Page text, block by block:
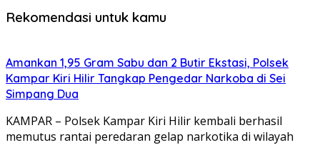
Rekomendasi untuk kamu
Amankan 1,95 Gram Sabu dan 2 Butir Ekstasi, Polsek
Kampar Kiri Hilir Tangkap Pengedar Narkoba di Sei
Simpang Dua
KAMPAR – Polsek Kampar Kiri Hilir kembali berhasil
memutus rantai peredaran gelap narkotika di wilayah